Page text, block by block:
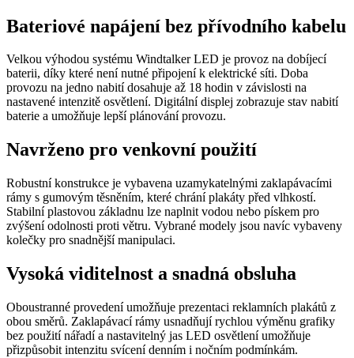
Bateriové napájení bez přívodního kabelu
Velkou výhodou systému Windtalker LED je provoz na dobíjecí
baterii, díky které není nutné připojení k elektrické síti. Doba
provozu na jedno nabití dosahuje až 18 hodin v závislosti na
nastavené intenzitě osvětlení. Digitální displej zobrazuje stav nabití
baterie a umožňuje lepší plánování provozu.
Navrženo pro venkovní použití
Robustní konstrukce je vybavena uzamykatelnými zaklapávacími
rámy s gumovým těsněním, které chrání plakáty před vlhkostí.
Stabilní plastovou základnu lze naplnit vodou nebo pískem pro
zvýšení odolnosti proti větru. Vybrané modely jsou navíc vybaveny
kolečky pro snadnější manipulaci.
Vysoká viditelnost a snadná obsluha
Oboustranné provedení umožňuje prezentaci reklamních plakátů z
obou směrů. Zaklapávací rámy usnadňují rychlou výměnu grafiky
bez použití nářadí a nastavitelný jas LED osvětlení umožňuje
přizpůsobit intenzitu svícení denním i nočním podmínkám.